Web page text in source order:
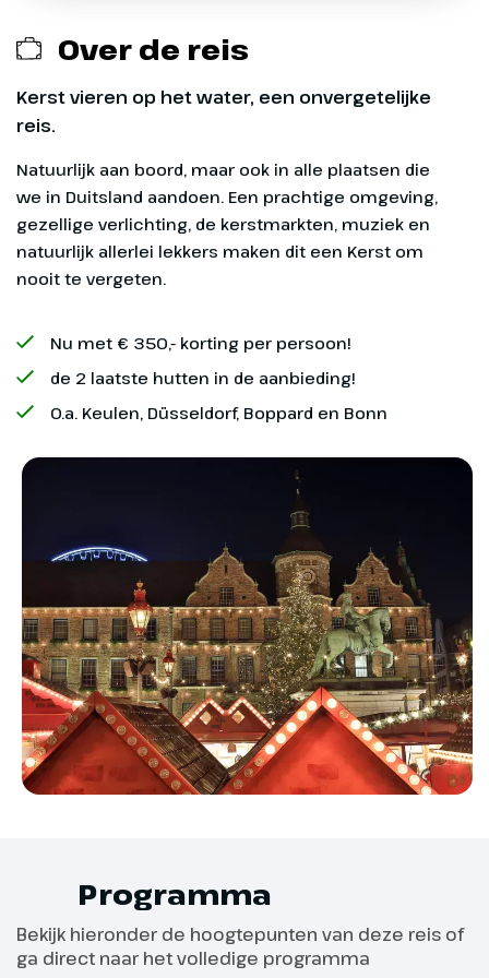
Over de reis
Kerst vieren op het water, een onvergetelijke
reis.
Natuurlijk aan boord, maar ook in alle plaatsen die
we in Duitsland aandoen. Een prachtige omgeving,
gezellige verlichting, de kerstmarkten, muziek en
natuurlijk allerlei lekkers maken dit een Kerst om
nooit te vergeten.
Nu met € 350,- korting per persoon!
de 2 laatste hutten in de aanbieding!
O.a. Keulen, Düsseldorf, Boppard en Bonn
Programma
Bekijk hieronder de hoogtepunten van deze reis of
ga direct naar het volledige programma
Arnhem – Düsseldorf
Rembrandt van Rijn. Om 9.30 uur
lichten wij het anker en zetten
koers naar Düsseldorf, waar wij in
arriveren. Onderweg wordt de
bemanning aan je voorgesteld
en kan je kennis maken met de
medepassagiers. De muzikant,
die de gehele reis meevaart, zal
bijdragen aan een gezellige
kerstsfeer in de lounge.
Dag 2
Arnhem. (Informatie over eventuele
parkeermogelijkheden nabij de Rijnkade ontvangt
u bij de reisbescheiden)
Excursies (aan boord te boeken en betalen)
Fooien
De vanaf-prijs is op basis van een tweepersoonshut
op het Hoofddek.
Aanvullende informatie
Drankenpakketten:
Aan boord van de schepen wordt de mogelijkheid
Meer informatie hierover ontvang je bij je
drankenpakket is niet verplicht.